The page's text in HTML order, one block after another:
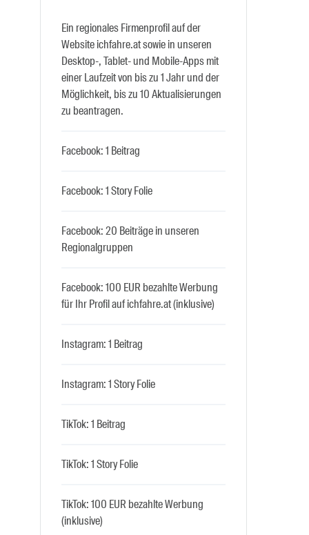
Ein regionales Firmenprofil auf der
Website ichfahre.at sowie in unseren
Desktop-, Tablet- und Mobile-Apps mit
einer Laufzeit von bis zu 1 Jahr und der
Möglichkeit, bis zu 10 Aktualisierungen
zu beantragen.
Facebook: 1 Beitrag
Facebook: 1 Story Folie
Facebook: 20 Beiträge in unseren
Regionalgruppen
Facebook: 100 EUR bezahlte Werbung
für Ihr Profil auf ichfahre.at (inklusive)
Instagram: 1 Beitrag
Instagram: 1 Story Folie
TikTok: 1 Beitrag
TikTok: 1 Story Folie
TikTok: 100 EUR bezahlte Werbung
(inklusive)